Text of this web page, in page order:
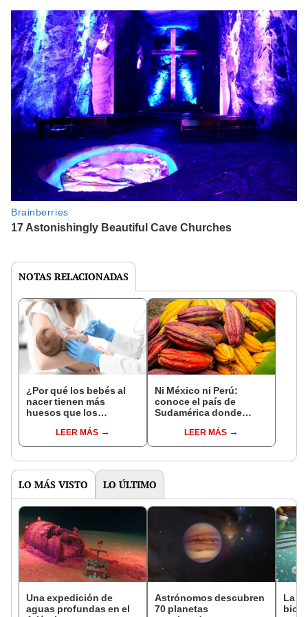
NOTAS RELACIONADAS
¿Por qué los bebés al
nacer tienen más
huesos que los
LEER MÁS
Ni México ni Perú:
conoce el país de
Sudamérica donde
estudioLEER MÁS
LO MÁS VISTO LO ÚLTIMO
Una expedición de
aguas profundas en el
Astrónomos descubren
70 planetas
La